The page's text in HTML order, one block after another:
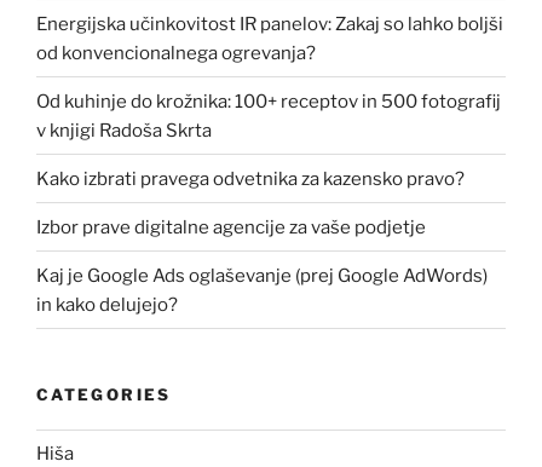
Energijska učinkovitost IR panelov: Zakaj so lahko boljši
od konvencionalnega ogrevanja?
Od kuhinje do krožnika: 100+ receptov in 500 fotografij
v knjigi Radoša Skrta
Kako izbrati pravega odvetnika za kazensko pravo?
Izbor prave digitalne agencije za vaše podjetje
Kaj je Google Ads oglaševanje (prej Google AdWords)
in kako delujejo?
CATEGORIES
Hiša